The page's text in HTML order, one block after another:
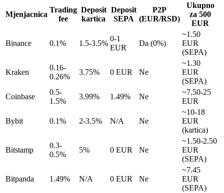
Mjenjacnica
Trading
fee
Deposit
kartica
Deposit
SEPA
P2P
(EUR/RSD)
Ukupno
za 500
EUR
Binance 0.1% 1.5-3.5%
0-1
EUR
Da (0%)
~1.50
EUR
(SEPA)
Kraken
0.16-
0.26%
3.75% 0 EUR Ne
~1.30
EUR
(SEPA)
Coinbase
0.5-
1.5%
3.99% 1.49% Ne
~7.50-25
EUR
Bybit 0.1% 2-3.5% N/A Ne
~10-18
EUR
(kartica)
Bitstamp
0.3-
0.5%
5% 0 EUR Ne
~1.50-2.50
EUR
(SEPA)
Bitpanda 1.49% N/A 0 EUR Ne
~7.45
EUR
(SEPA)